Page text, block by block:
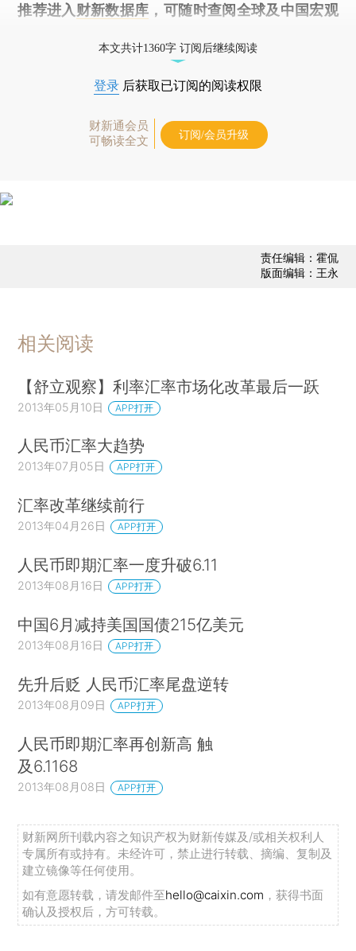
推荐进入 财新数据库 ，可随时查阅全球及中国宏观
本文共计1360字 订阅后继续阅读
登录 后获取已订阅的阅读权限
财新通会员
可畅读全文
订阅/会员升级
责任编辑：霍侃
版面编辑：王永
相关阅读
【舒立观察】利率汇率市场化改革最后一跃
2013年05月10日 APP打开
人民币汇率大趋势
2013年07月05日 APP打开
汇率改革继续前行
2013年04月26日 APP打开
人民币即期汇率一度升破6.11
2013年08月16日 APP打开
中国6月减持美国国债215亿美元
2013年08月16日 APP打开
先升后贬 人民币汇率尾盘逆转
2013年08月09日 APP打开
人民币即期汇率再创新高 触
及6.1168
2013年08月08日 APP打开
财新网所刊载内容之知识产权为财新传媒及/或相关权利人
专属所有或持有。未经许可，禁止进行转载、摘编、复制及
建立镜像等任何使用。
如有意愿转载，请发邮件至hello@caixin.com ，获得书面
确认及授权后，方可转载。